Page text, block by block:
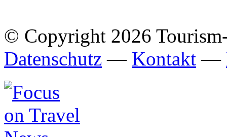
© Copyright 2026
Datenschutz — Kontakt —